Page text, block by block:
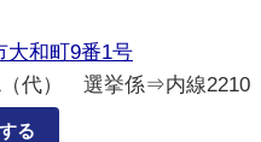
大和町9番1号
（代） 選挙係⇒内線2210
る